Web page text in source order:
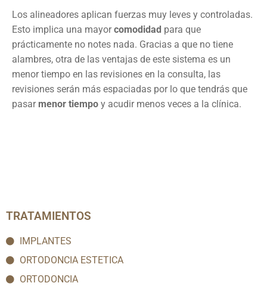
Los alineadores aplican fuerzas muy leves y controladas.
Esto implica una mayorcomodidad para que
prácticamente no notes nada. Gracias a que no tiene
alambres, otra de las ventajas de este sistema es un
menor tiempo en las revisiones en la consulta, las
revisiones serán más espaciadas por lo que tendrás que
pasar menor tiempo y acudir menos veces a la clínica.
TRATAMIENTOS
IMPLANTES
ORTODONCIA ESTETICA
ORTODONCIA